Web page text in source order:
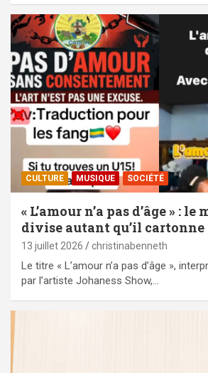
CULTURE MUSIQUE SOCIÉTÉ
« L’amour n’a pas d’âge » :
divise autant qu’il cartonne
13 juillet 2026 christinabenneth
Le titre « L’amour n’a pas d’âge »,
par l’artiste Johaness Show,…